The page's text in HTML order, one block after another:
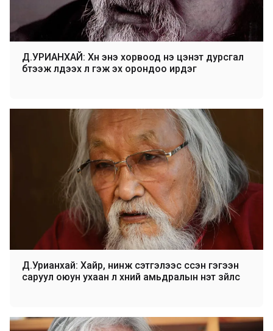
Д.УРИАНХАЙ: Хүн энэ хорвоод үнэ цэнэт дурсгал
бүтээж үлдээх л гэж эх орондоо ирдэг
Д.Урианхай: Хайр, нинж сэтгэлээс үүссэн гэгээн
саруул оюун ухаан л хүний амьдралын үнэт зүйлс